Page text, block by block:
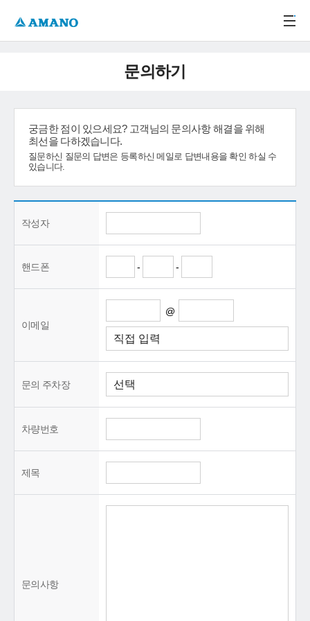
문의하기
궁금한 점이 있으세요? 고객님의 문의사항 해결을 위해
최선을 다하겠습니다.
질문하신 질문의 답변은 등록하신 메일로 답변내용을 확인 하실 수
있습니다.
작성자
핸드폰 - -
이메일
@
문의 주차장
차량번호
제목
문의사항